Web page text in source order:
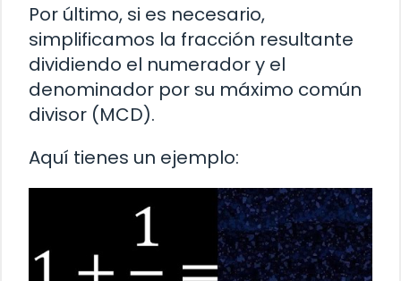
Por último, si es necesario,
simplificamos la fracción resultante
dividiendo el numerador y el
denominador por su máximo común
divisor (MCD).
Aquí tienes un ejemplo: